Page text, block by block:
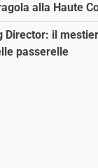
alla Haute
Director: il
passerelle